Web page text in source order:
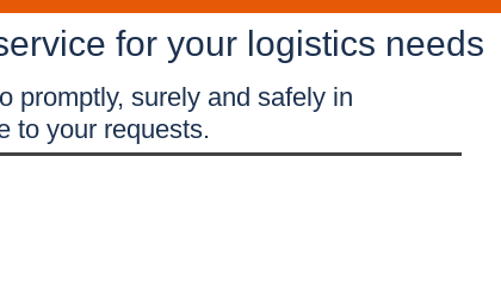
for your logistics needs
promptly, surely and safely in
to your requests.